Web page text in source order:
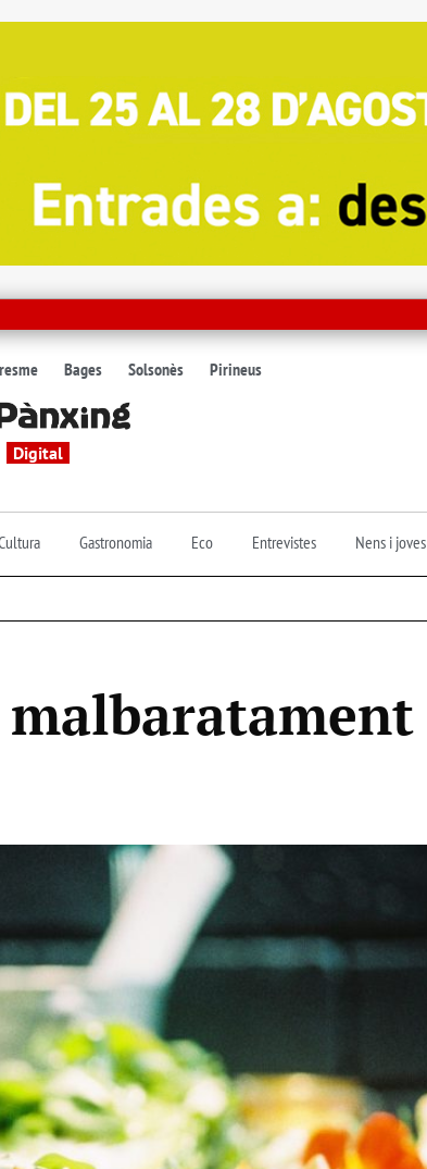
Bages Solsonès Pirineus
Digital
Gastronomia Eco Entrevistes Nens i joves